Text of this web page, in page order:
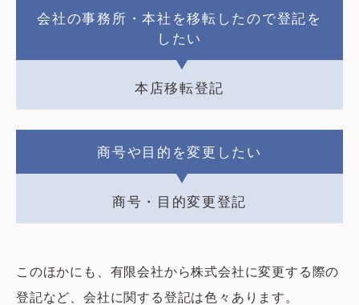
会社の事務所・本社を移転したので登記を
したい
本店移転登記
商号や目的を変更したい
商号・目的変更登記
このほかにも、有限会社から株式会社に変更する際の
登記など、会社に関する登記は色々あります。